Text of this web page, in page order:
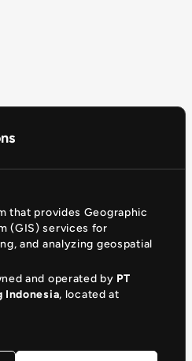
Indonesia
that provides Geographic
(GIS) services for
and analyzing geospatial
and operated by PT
Indonesia, located at